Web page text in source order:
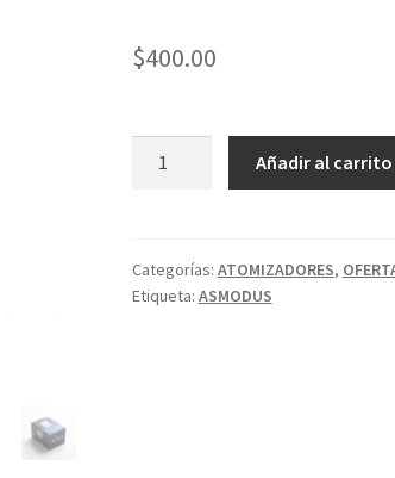
$400.00
PLATA
cantidad
Añadir al carrito
Categorías: ATOMIZADORES,
Etiqueta: ASMODUS